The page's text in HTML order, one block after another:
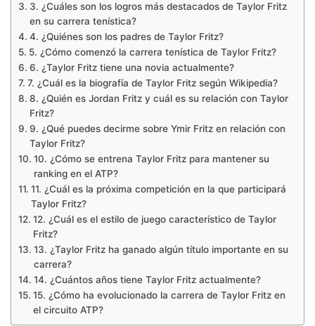
3. ¿Cuáles son los logros más destacados de Taylor Fritz
en su carrera tenística?
4. ¿Quiénes son los padres de Taylor Fritz?
5. ¿Cómo comenzó la carrera tenística de Taylor Fritz?
6. ¿Taylor Fritz tiene una novia actualmente?
7. ¿Cuál es la biografía de Taylor Fritz según Wikipedia?
8. ¿Quién es Jordan Fritz y cuál es su relación con Taylor
Fritz?
9. ¿Qué puedes decirme sobre Ymir Fritz en relación con
Taylor Fritz?
10. ¿Cómo se entrena Taylor Fritz para mantener su
ranking en el ATP?
11. ¿Cuál es la próxima competición en la que participará
Taylor Fritz?
12. ¿Cuál es el estilo de juego característico de Taylor
Fritz?
13. ¿Taylor Fritz ha ganado algún título importante en su
carrera?
14. ¿Cuántos años tiene Taylor Fritz actualmente?
15. ¿Cómo ha evolucionado la carrera de Taylor Fritz en
el circuito ATP?